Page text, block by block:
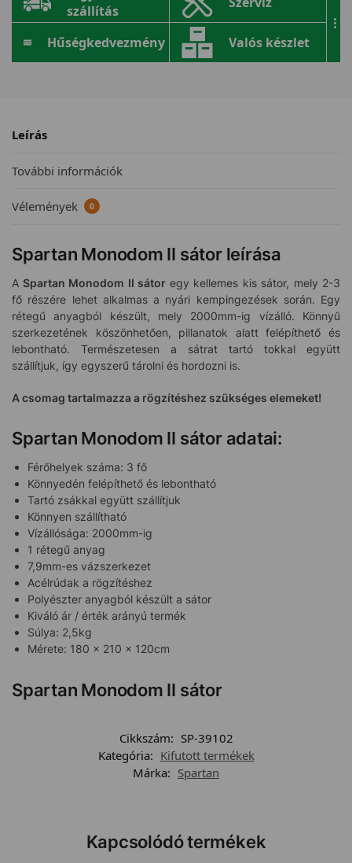
szállítás
Hűségkedvezmény Valós készlet
...
Leírás
További információk
Vélemények 0
Spartan Monodom II sátor leírása
A Spartan Monodom II sátor egy kellemes kis sátor, mely 2-3
fő részére lehet alkalmas a nyári kempingezések során. Egy
rétegű anyagból készült, mely 2000mm-ig vízálló. Könnyű
szerkezetének köszönhetően, pillanatok alatt felépíthető és
lebontható. Természetesen a sátrat tartó tokkal együtt
szállítjuk, így egyszerű tárolni és hordozni is.
A csomag tartalmazza a rögzítéshez szükséges elemeket!
Spartan Monodom II sátor adatai:
Férőhelyek száma: 3 fő
Könnyedén felépíthető és lebontható
Tartó zsákkal együtt szállítjuk
Könnyen szállítható
Vízállósága: 2000mm-ig
1 rétegű anyag
7,9mm-es vázszerkezet
Acélrúdak a rögzítéshez
Polyészter anyagból készült a sátor
Kiváló ár / érték arányú termék
Súlya: 2,5kg
Mérete: 180 x 210 x 120cm
Spartan Monodom II sátor
Cikkszám: SP-39102
Kategória: Kifutott termékek
Márka: Spartan
Kapcsolódó termékek